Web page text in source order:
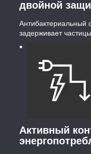
двойной
Антибактериальный
задерживает
Активный